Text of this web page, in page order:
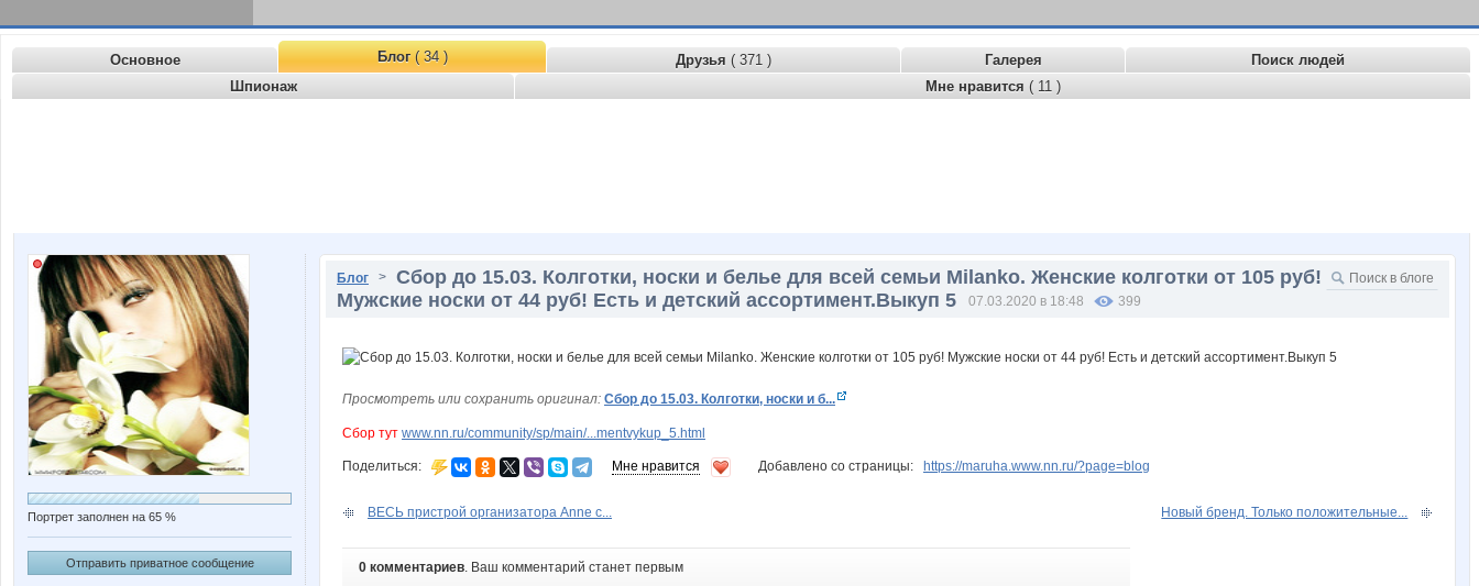
Основное Блог( 34 ) Друзья ( 371 ) Галерея
Поиск людей
Шпионаж
Мне нравится ( 11 )
Портрет заполнен на 65 %
Отправить приватное сообщение
Блог > Сбор до 15.03. Колготки, носки и белье для всей семьи Milanko. Женские колготки от 105 руб!
Мужские носки от 44 руб! Есть и детский ассортимент.Выкуп 5
07.03.2020 в 18:48 399
Просмотреть или сохранить оригинал: Сбор до 15.03. Колготки, носки и б...
Сбор тут www.nn.ru/community/sp/main/...mentvykup_5.html
Поделиться: Мне нравится Добавлено со страницы: https://maruha.www.nn.ru/?page=blog
ВЕСЬ пристрой организатора Anne с... Новый бренд. Только положительные...
0 комментариев. Ваш комментарий станет первым